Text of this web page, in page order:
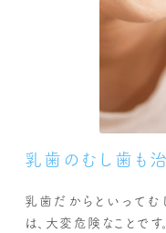
乳歯のむし歯も
乳歯だからといってむ
は、大変危険なことで